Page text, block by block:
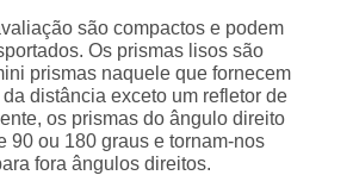
são compactos e podem
Os prismas lisos são
prismas naquele que fornecem
distância exceto um refletor de
os prismas do ângulo direito
90 ou 180 graus e tornam-nos
fora ângulos direitos.